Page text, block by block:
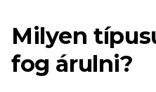
Milyen
fog árulni?